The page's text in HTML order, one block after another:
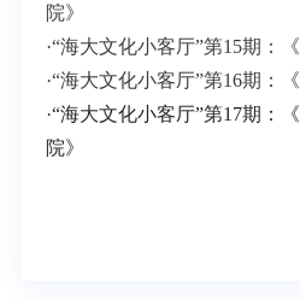
院》
·“海大文化小客厅”第15期：
·“海大文化小客厅”第16期：
·“海大文化小客厅”第17期：
院》